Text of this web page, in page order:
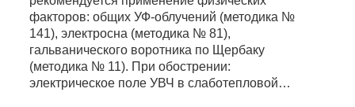
факторов: общих УФ-облучений (методика №
141), электросна (методика № 81),
гальванического воротника по Щербаку
(методика № 11). При обострении:
электрическое поле УВЧ в слаботепловой…